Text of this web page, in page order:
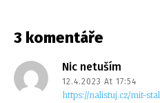
3 komentáře
Nic netuším
12.4.2023 At 17:54
https://nalistuj.cz/mit-